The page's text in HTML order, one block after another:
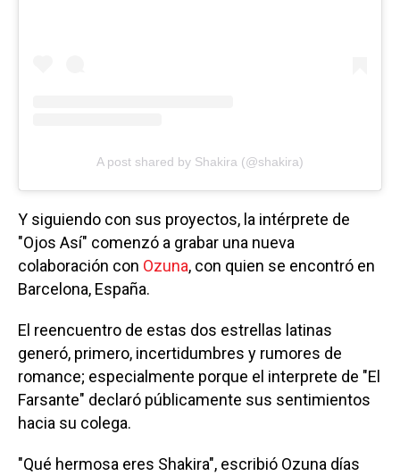
A post shared by Shakira (@shakira)
Y siguiendo con sus proyectos, la intérprete de
"Ojos Así" comenzó a grabar una nueva
colaboración con Ozuna, con quien se encontró en
Barcelona, España.
El reencuentro de estas dos estrellas latinas
generó, primero, incertidumbres y rumores de
romance; especialmente porque el interprete de "El
Farsante" declaró públicamente sus sentimientos
hacia su colega.
"Qué hermosa eres Shakira", escribió Ozuna días